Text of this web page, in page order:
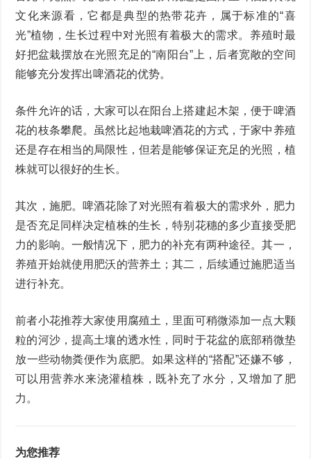
文化来源看，它都是典型的热带花卉，属于标准的“喜
光”植物，生长过程中对光照有着极大的需求。养殖时最
好把盆栽摆放在光照充足的“南阳台”上，后者宽敞的空间
能够充分发挥出啤酒花的优势。
条件允许的话，大家可以在阳台上搭建起木架，便于啤酒
花的枝条攀爬。虽然比起地栽啤酒花的方式，于家中养殖
还是存在相当的局限性，但若是能够保证充足的光照，植
株就可以很好的生长。
其次，施肥。啤酒花除了对光照有着极大的需求外，肥力
是否充足同样决定植株的生长，特别花穗的多少直接受肥
力的影响。一般情况下，肥力的补充有两种途径。其一，
养殖开始就使用肥沃的营养土；其二，后续通过施肥适当
进行补充。
前者小花推荐大家使用腐殖土，里面可稍微添加一点大颗
粒的河沙，提高土壤的透水性，同时于花盆的底部稍微垫
放一些动物粪便作为底肥。如果这样的“搭配”还嫌不够，
可以用营养水来浇灌植株，既补充了水分，又增加了肥
力。
为您推荐